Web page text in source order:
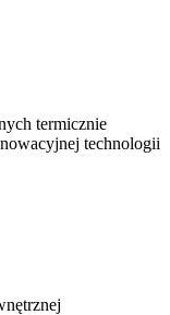
termicznie
technologii